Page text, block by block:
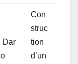
Dar
o
Con
struc
tion
d’un